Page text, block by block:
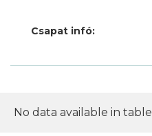
Csapat infó:
No data available in table